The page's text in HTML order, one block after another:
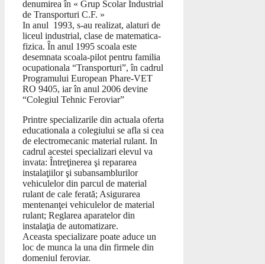
denumirea în « Grup Scolar Industrial
de Transporturi C.F. »
In anul 1993, s-au realizat, alaturi de
liceul industrial, clase de matematica-
fizica. În anul 1995 scoala este
desemnata scoala-pilot pentru familia
ocupationala “Transporturi”, în cadrul
Programului European Phare-VET
RO 9405, iar în anul 2006 devine
“Colegiul Tehnic Feroviar”
Printre specializarile din actuala oferta
educationala a colegiului se afla si cea
de electromecanic material rulant. In
cadrul acestei specializari elevul va
invata: Întreţinerea şi repararea
instalaţiilor şi subansamblurilor
vehiculelor din parcul de material
rulant de cale ferată; Asigurarea
mentenanţei vehiculelor de material
rulant; Reglarea aparatelor din
instalaţia de automatizare.
Aceasta specializare poate aduce un
loc de munca la una din firmele din
domeniul feroviar.